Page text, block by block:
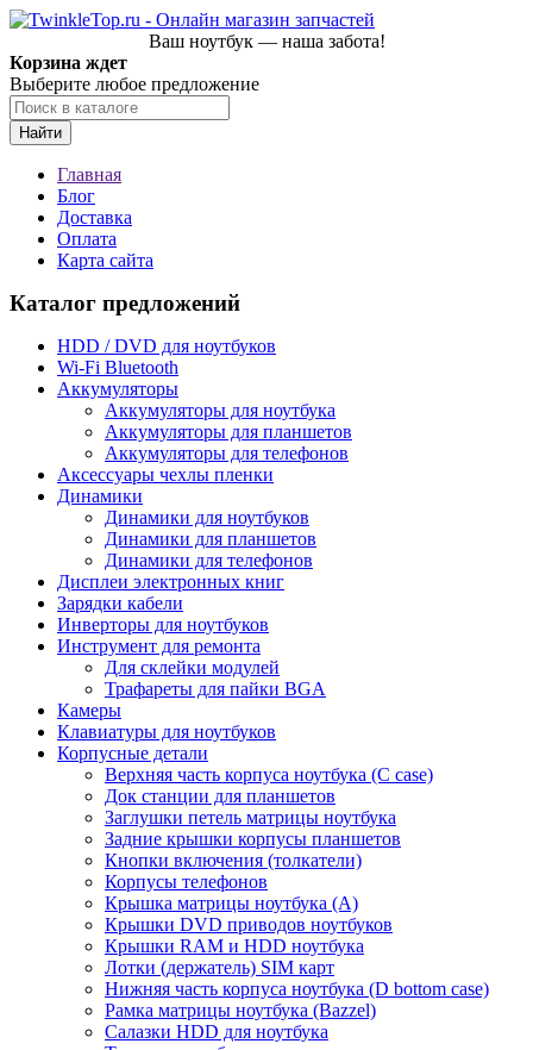
Ваш ноутбук — наша забота!
Корзина ждет
Выберите любое предложение
Найти
Главная
Блог
Доставка
Оплата
Карта сайта
Каталог предложений
HDD / DVD для ноутбуков
Wi-Fi Bluetooth
Аккумуляторы
Аккумуляторы для ноутбука
Аккумуляторы для планшетов
Аккумуляторы для телефонов
Аксессуары чехлы пленки
Динамики
Динамики для ноутбуков
Динамики для планшетов
Динамики для телефонов
Дисплеи электронных книг
Зарядки кабели
Инверторы для ноутбуков
Инструмент для ремонта
Для склейки модулей
Трафареты для пайки BGA
Камеры
Клавиатуры для ноутбуков
Корпусные детали
Верхняя часть корпуса ноутбука (С case)
Док станции для планшетов
Заглушки петель матрицы ноутбука
Задние крышки корпусы планшетов
Кнопки включения (толкатели)
Корпусы телефонов
Крышка матрицы ноутбука (A)
Крышки DVD приводов ноутбуков
Крышки RAM и HDD ноутбука
Лотки (держатель) SIM карт
Нижняя часть корпуса ноутбука (D bottom case)
Рамка матрицы ноутбука (Bazzel)
Салазки HDD для ноутбука